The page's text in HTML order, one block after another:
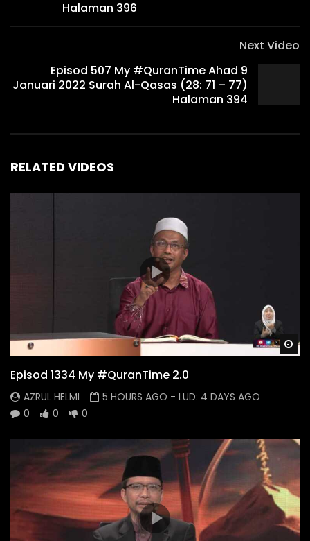
Halaman 396
Next Video
Episod 507 My #QuranTime Ahad 9
Januari 2022 Surah Al-Qasas (28: 71 – 77)
Halaman 394
RELATED VIDEOS
Episod 1334 My #QuranTime 2.0
AZRUL HELMI 5 HOURS AGO - LUD: 4 DAYS AGO
0
0 0